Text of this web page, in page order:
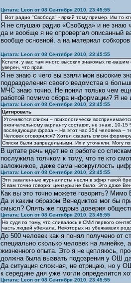
Цитата: Leon от 08 Сентября 2010, 23:45:55
Вот радио "Свобода" - яркий тому пример. Им то
Я не слушаю радио «Свобода» и не знаю
да и вообще я не опровергал описанный
вообще основной, а на материал
Цитата: Leon от 08 Сентября 2010, 23:45:55
Кстати, у вас там много высоких знакомых по-
уверен, что прав.
Я не знаю с чего вы взяли мои высокие
подразделения своего ведомства в
МЧС знаю точно. Не понял только чем
работой помимо сбора информации? Я не
Цитата: Leon от 08 Сентября 2010, 23:45:55
Цитировать
Уточняются списки – психологически
окончательному варианту составят, не знаю, 10-
последующая фраза – На этот час 354 человека –
Человек оговорился? Хотел сказать списки
Списки были запредельными. Их и уточняли. Могу
В цитате речь идет не о работе со
послужила толчком к тому, что те кто
заложников, даже сама неокруглость
Цитата: Leon от 08 Сентября 2010, 23:45:55
Эти закаленные журналисты несли в эфир такой
Я вам точно говорю: цензуры не было. Это даже
Как вы это точно можете говорить?
Да и каким образом Венедиктов мог бы
смысл? Опять же подрыв доверия
Цитата: Leon от 08 Сентября 2010, 23:45:55
Но судя по тому, что сливалось в СМИ первого
часть людей убежала. Некоторых из убежавших
До 500 человек как я понял получено от
специально сколько человек на
жизненного опыта. Это я не цепляюсь,
должна была вызвать подозрения у ОШ
Да ситуация сложная, не отрицаю, но у
к середине дня уже могли определится
Цитата: Leon от 08 Сентября 2010, 23:45:55